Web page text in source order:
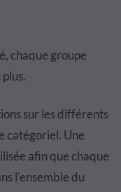
chaque groupe
sur les différents
catégoriel. Une
afin que chaque
l'ensemble du